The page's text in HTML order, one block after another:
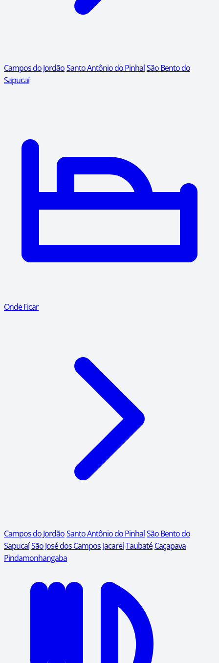
Campos do JordãoSanto Antônio do PinhalSão Bento do
Sapucaí
Onde Ficar
Campos do JordãoSanto Antônio do PinhalSão Bento do
SapucaíSão José dos Campos JacareíTaubaté Caçapava
Pindamonhangaba